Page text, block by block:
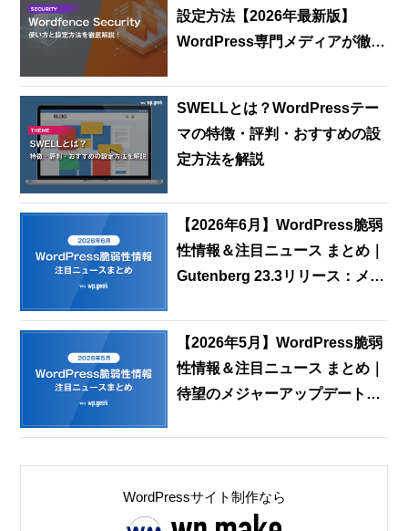
設定方法【2026年最新版】
WordPress専門メディアが徹底
SWELLとは？WordPressテー
マの特徴・評判・おすすめの設
定方法を解説
【2026年6月】WordPress脆弱
性情報＆注目ニュース まとめ｜
Gutenberg 23.3リリース：メデ
【2026年5月】WordPress脆弱
性情報＆注目ニュース まとめ｜
待望のメジャーアップデート
WordPressサイト制作なら